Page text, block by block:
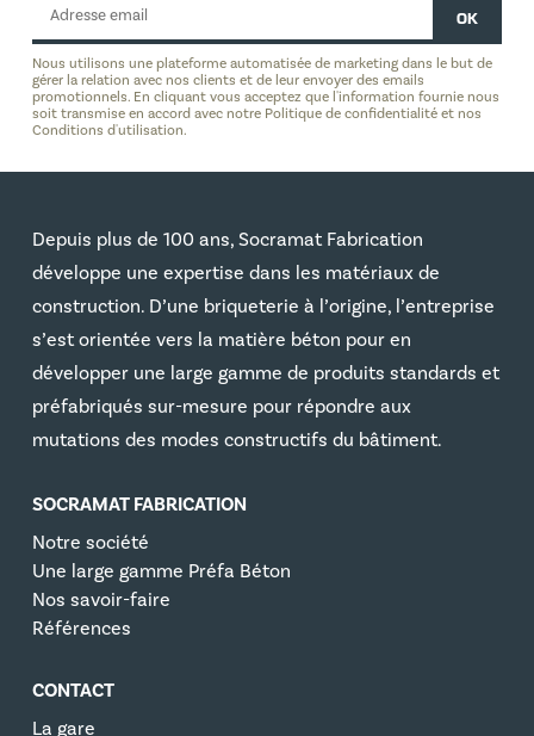
Nous utilisons une plateforme automatisée de marketing dans le but de
gérer la relation avec nos clients et de leur envoyer des emails
promotionnels. En cliquant vous acceptez que l'information fournie nous
soit transmise en accord avec notre Politique de confidentialité et nos
Conditions d'utilisation.
Depuis plus de 100 ans, Socramat Fabrication
développe une expertise dans les matériaux de
construction. D’une briqueterie à l’origine, l’entreprise
s’est orientée vers la matière béton pour en
développer une large gamme de produits standards et
préfabriqués sur-mesure pour répondre aux
mutations des modes constructifs du bâtiment.
SOCRAMAT FABRICATION
Notre société
Une large gamme Préfa Béton
Nos savoir-faire
Références
CONTACT
La gare